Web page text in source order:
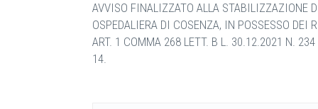
AVVISO FINALIZZATO ALLA STABILIZZAZIONE
OSPEDALIERA DI COSENZA, IN POSSESSO
ART. 1 COMMA 268 LETT. B L. 30.12.2021 N.
14.